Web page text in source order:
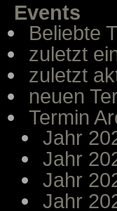
Events
Beliebte
zuletzt
zuletzt
neuen
Termin
Jahr
Jahr
Jahr
Jahr